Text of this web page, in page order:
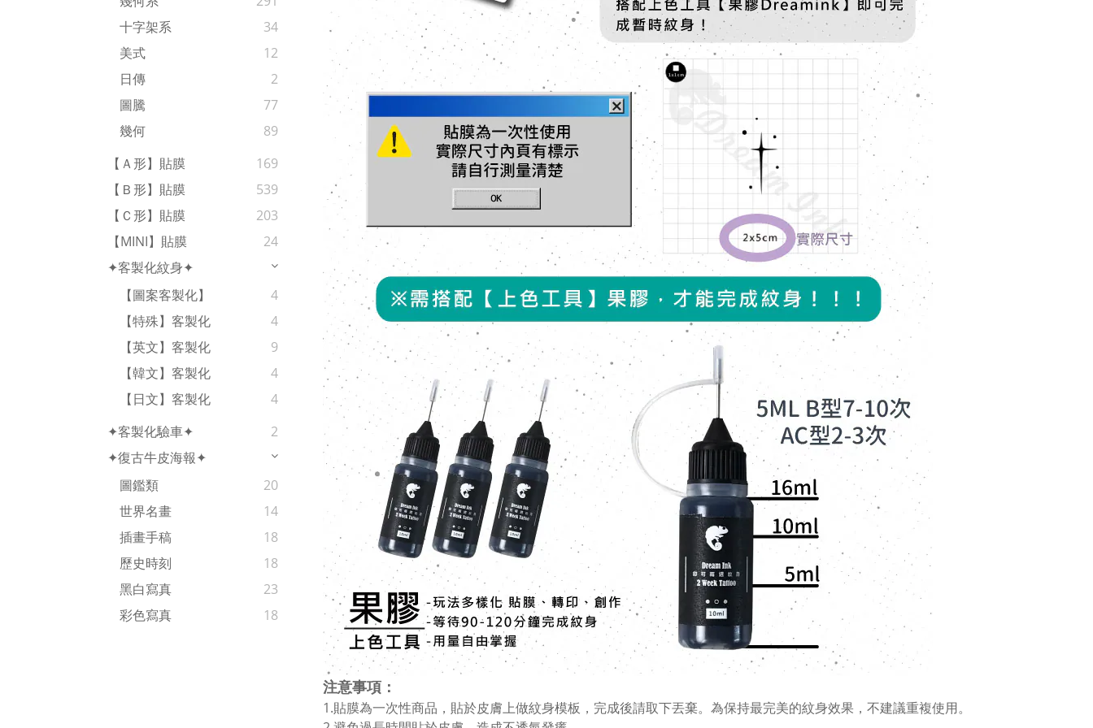
十字架系
34
美式
12
日傳
2
圖騰
77
幾何
89
【Ａ形】貼膜
169
【Ｂ形】貼膜
539
【Ｃ形】貼膜
203
【MINI】貼膜
24
✦客製化紋身✦
【圖案客製化】
4
【特殊】客製化
4
【英文】客製化
9
【韓文】客製化
4
【日文】客製化
4
✦客製化驗車✦
2
✦復古牛皮海報✦
圖鑑類
20
世界名畫
14
插畫手稿
18
歷史時刻
18
黑白寫真
23
彩色寫真
18
注意事項：
1.貼膜為一次性商品，貼於皮膚上做紋身模板，完成後請取下丟棄。為保持最完美的紋身效果，不建議重複使用。